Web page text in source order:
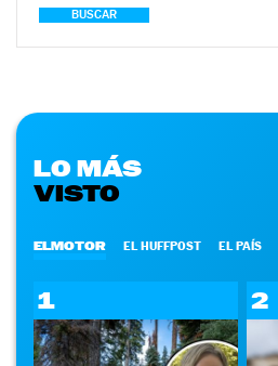
BUSCAR
LO MÁS
VISTO
ELMOTOR EL HUFFPOST EL PAÍS
1 2